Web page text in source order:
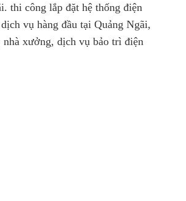
thi công lắp đặt hệ thống điện
vụ hàng đầu tại Quảng Ngãi,
nhà xưởng, dịch vụ bảo trì điện